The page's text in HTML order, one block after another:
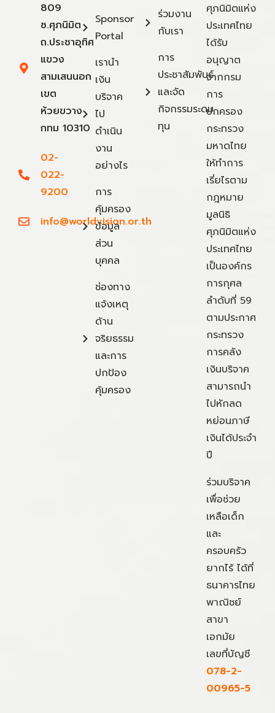
809
ซ.ศุภนิมิต
ถ.ประชาอุทิศ
แขวง
สามเสนนอก
เขต
ห้วยขวาง
กทม 10310
02-
022-
9200
info@worldvision.or.th
Sponsor
Portal
เรานำ
เงิน
บริจาค
ไป
ดำเนิน
งาน
อย่างไร
การ
คุ้มครอง
ข้อมูล
ส่วน
บุคคล
ช่องทาง
แจ้งเหตุ
ด้าน
จริยธรรม
และการ
ปกป้อง
คุ้มครอง
ร่วมงาน
กับเรา
การ
ประชาสัมพันธ์
และจัด
กิจกรรมระดม
ทุน
ศุภนิมิตแห่ง
ประเทศไทย
ได้รับ
อนุญาต
จากกรม
การ
ปกครอง
กระทรวง
มหาดไทย
ให้ทำการ
เรี่ยไรตาม
กฎหมาย
มูลนิธิ
ศุภนิมิตแห่ง
ประเทศไทย
เป็นองค์กร
การกุศล
ลำดับที่ 59
ตามประกาศ
กระทรวง
การคลัง
เงินบริจาค
สามารถนำ
ไปหักลด
หย่อนภาษี
เงินได้ประจำ
ปี
ร่วมบริจาค
เพื่อช่วย
เหลือเด็ก
และ
ครอบครัว
ยากไร้ ได้ที่
ธนาคารไทย
พาณิชย์
สาขา
เอกมัย
เลขที่บัญชี
078-2-
00965-5